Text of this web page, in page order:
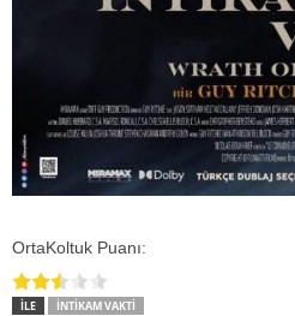
OrtaKoltuk Puanı:
İLE
İNTIKAM VAKTI